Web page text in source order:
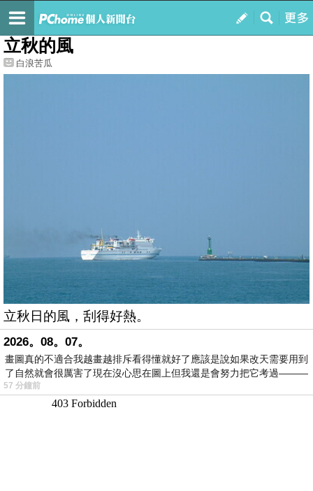
我的
最新文章
立秋的風
白浪苦瓜
立秋日的風，刮得好熱。
2026。08。07。
畫圖真的不適合我越畫越排斥看得懂就好了應該是說如果改天需要用到
了自然就會很厲害了現在沒心思在圖上但我還是會努力把它考過———
57 分鐘前